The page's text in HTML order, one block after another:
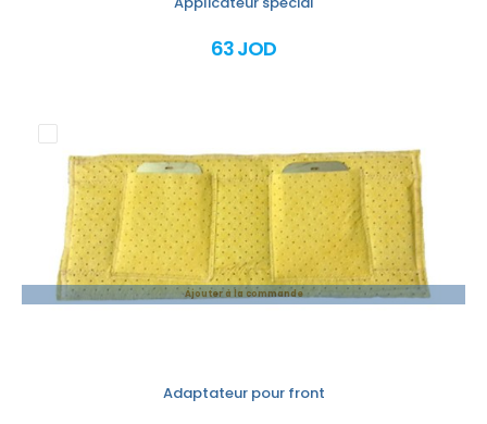
63 JOD
Ajouter à la commande
Adaptateur pour front